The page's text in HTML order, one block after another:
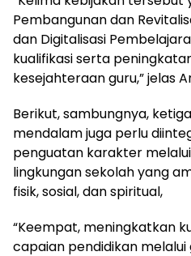
Pembangunan dan
dan Digitalisasi
kualifikasi serta
kesejahteraan guru,” jelas
Berikut, sambungnya,
mendalam juga perlu
penguatan karakter
lingkungan sekolah yang
fisik, sosial, dan spiritual,
“Keempat, meningkatkan
capaian pendidikan